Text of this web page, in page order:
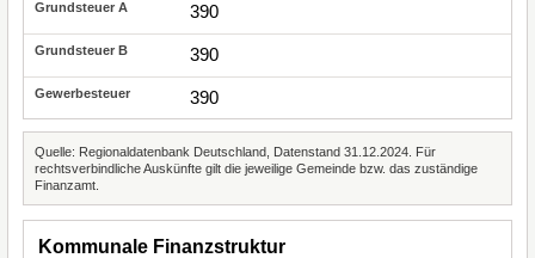
390
390
390
Quelle: Regionaldatenbank Deutschland, Datenstand 31.12.2024. Für
rechtsverbindliche Auskünfte gilt die jeweilige Gemeinde bzw. das zuständige
Finanzamt.
Kommunale Finanzstruktur